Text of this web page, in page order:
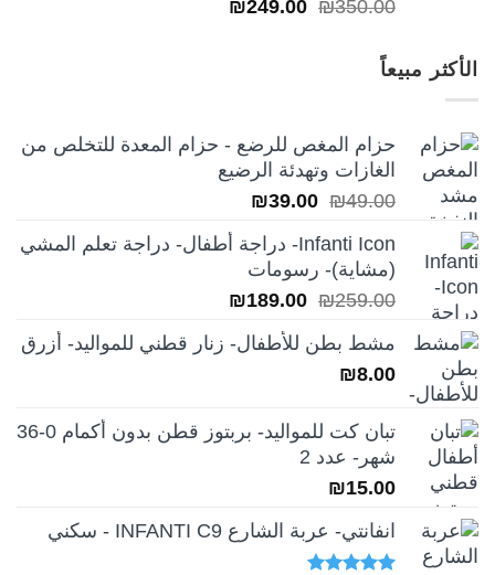
₪350.00
السعر ₪249.00
الأكثر مبيعاً
حزام المغص للرضع - حزام المعدة للتخلص من
الغازات وتهدئة الرضيع
₪49.00
السعر
هو:
₪49.00.
₪39.00
هو:
₪39.00.
Infanti Icon- دراجة أطفال- دراجة تعلم المشي
(مشاية)- رسومات
₪259.00
السعر
هو:
₪189.00
هو:
مشط بطن للأطفال- زنار قطني للمواليد- أزرق
₪8.00
تبان كت للمواليد- بربتوز قطن بدون أكمام 0-36
شهر- عدد 2
₪15.00
انفانتي- عربة الشارع INFANTI C9 - سكني